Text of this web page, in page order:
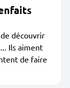
découvrir
Ils aiment
de faire